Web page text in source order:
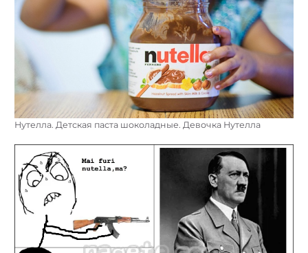
Нутелла. Детская паста шоколадные. Девочка Нутелла